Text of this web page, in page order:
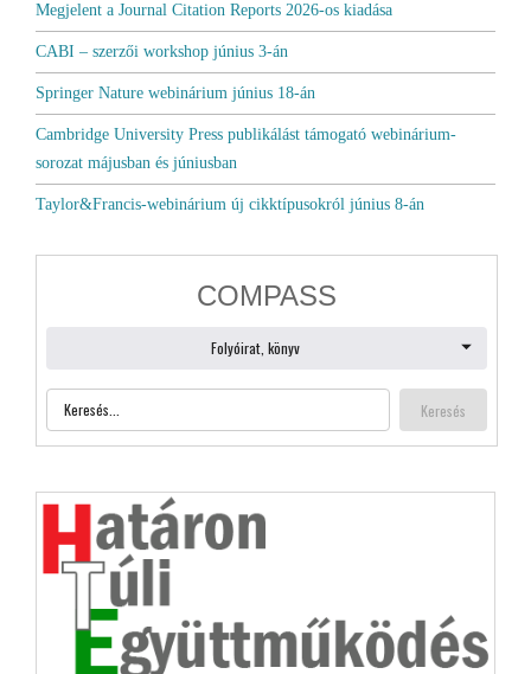
Megjelent a Journal Citation Reports 2026-os kiadása
CABI – szerzői workshop június 3-án
Springer Nature webinárium június 18-án
Cambridge University Press publikálást támogató webinárium-
sorozat májusban és júniusban
Taylor&Francis-webinárium új cikktípusokról június 8-án